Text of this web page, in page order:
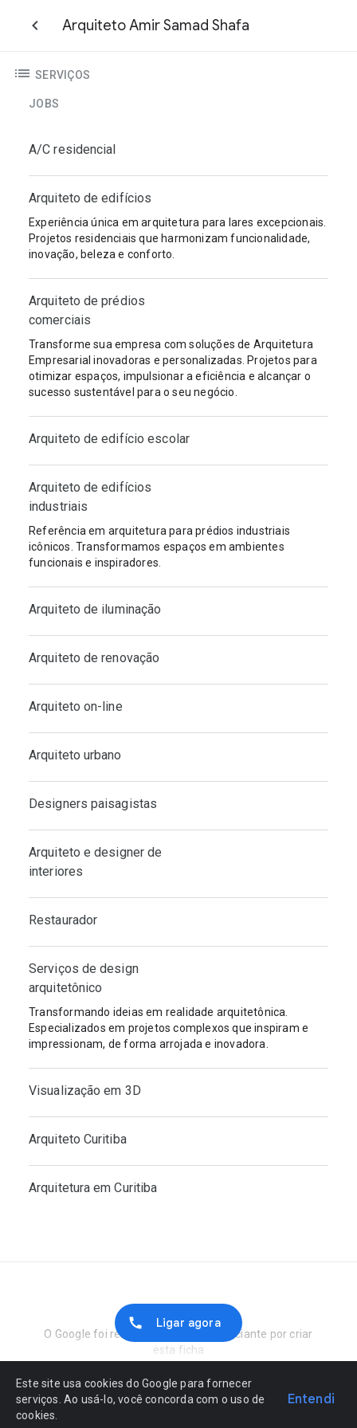
Arquiteto Amir Samad Shafa
Ligar agora
SERVIÇOS
JOBS
A/C residencial
Arquiteto de edifícios
Experiência única em arquitetura para lares excepcionais.
Projetos residenciais que harmonizam funcionalidade,
inovação, beleza e conforto.
Arquiteto de prédios
comerciais
Transforme sua empresa com soluções de Arquitetura
Empresarial inovadoras e personalizadas. Projetos para
otimizar espaços, impulsionar a eficiência e alcançar o
sucesso sustentável para o seu negócio.
Arquiteto de edifício escolar
Arquiteto de edifícios
industriais
Referência em arquitetura para prédios industriais
icônicos. Transformamos espaços em ambientes
funcionais e inspiradores.
Arquiteto de iluminação
Arquiteto de renovação
Arquiteto on-line
Arquiteto urbano
Designers paisagistas
Arquiteto e designer de
interiores
Restaurador
Serviços de design
arquitetônico
Transformando ideias em realidade arquitetônica.
Especializados em projetos complexos que inspiram e
impressionam, de forma arrojada e inovadora.
Visualização em 3D
Arquiteto Curitiba
Arquitetura em Curitiba
O Google foi remunerado pelo comerciante por criar
esta ficha
Este site usa cookies do Google para fornecer
serviços. Ao usá-lo, você concorda com o uso de
cookies.
Entendi